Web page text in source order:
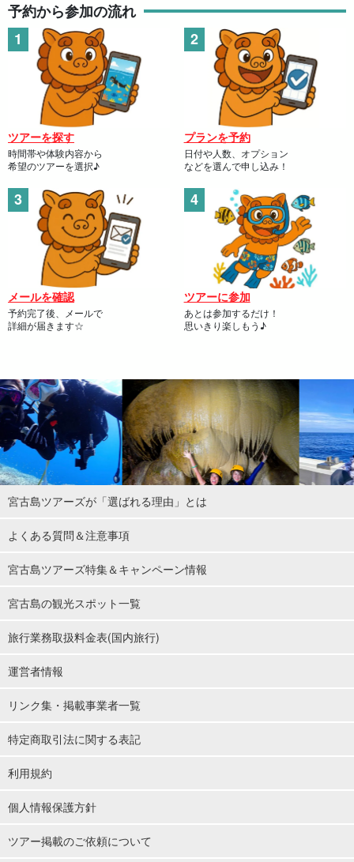
予約から参加の流れ
ツアーを探す
時間帯や体験内容から
希望のツアーを選択♪
プランを予約
日付や人数、オプション
などを選んで申し込み！
メールを確認
予約完了後、メールで
詳細が届きます☆
ツアーに参加
あとは参加するだけ！
思いきり楽しもう♪
宮古島ツアーズが「選ばれる理由」とは
よくある質問＆注意事項
宮古島ツアーズ特集＆キャンペーン情報
宮古島の観光スポット一覧
旅行業務取扱料金表(国内旅行)
運営者情報
リンク集・掲載事業者一覧
特定商取引法に関する表記
利用規約
個人情報保護方針
ツアー掲載のご依頼について